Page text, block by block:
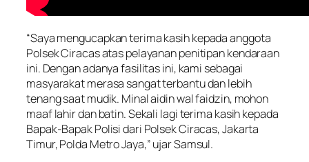
“Saya mengucapkan terima kasih kepada anggota
Polsek Ciracas atas pelayanan penitipan kendaraan
ini. Dengan adanya fasilitas ini, kami sebagai
masyarakat merasa sangat terbantu dan lebih
tenang saat mudik. Minal aidin wal faidzin, mohon
maaf lahir dan batin. Sekali lagi terima kasih kepada
Bapak-Bapak Polisi dari Polsek Ciracas, Jakarta
Timur, Polda Metro Jaya,” ujar Samsul.